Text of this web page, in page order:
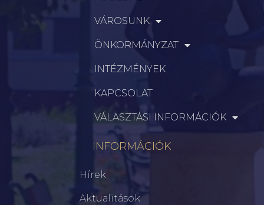
VÁROSUNK
ÖNKORMÁNYZAT
INTÉZMÉNYEK
KAPCSOLAT
VÁLASZTÁSI INFORMÁCIÓK
INFORMÁCIÓK
Hírek
Aktualitások